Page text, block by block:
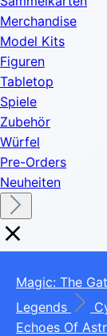
Merchandise
Model Kits
Figuren
Tabletop
Spiele
Zubehör
Würfel
Pre-Orders
Neuheiten
Magic: The
Legends
Echoes Of